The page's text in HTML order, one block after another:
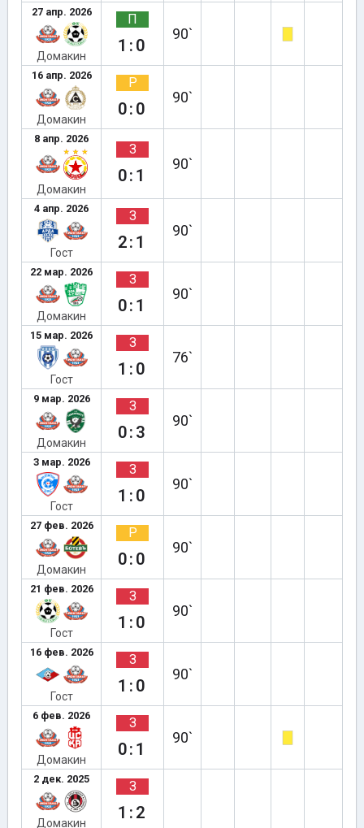
27 апр. 2026
Домакин
П
1:0
90`
16 апр. 2026
Домакин
Р
0:0
90`
8 апр. 2026
Домакин
З
0:1
90`
4 апр. 2026
Гост
З
2:1
90`
22 мар. 2026
Домакин
З
0:1
90`
15 мар. 2026
Гост
З
1:0
76`
9 мар. 2026
Домакин
З
0:3
90`
3 мар. 2026
Гост
З
1:0
90`
27 фев. 2026
Домакин
Р
0:0
90`
21 фев. 2026
Гост
З
1:0
90`
16 фев. 2026
Гост
З
1:0
90`
6 фев. 2026
Домакин
З
0:1
90`
2 дек. 2025
Домакин
З
1:2